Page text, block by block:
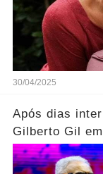
30/04/2025
Após dias
Gilberto Gil